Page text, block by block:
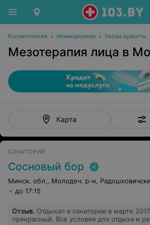
Косметология • Инъекционная • Уколы красоты
Мезотерапия лица в
Карта
САНАТОРИЙ
Сосновый бор
до 17:15
Отзыв. Отдыхал в санатории в марте
прекрасный. Все условия для отдыха и